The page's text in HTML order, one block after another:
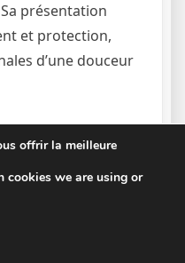
présentation
et protection,
d’une douceur
une démarche de
Dans méditant sur
à imiter
à la
offrir la meilleure
cookies we are using or